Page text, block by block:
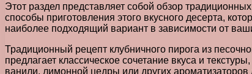
Этот раздел представляет собой обзор
способы приготовления этого вкусного десерта,
наиболее подходящий вариант в зависимости от
Традиционный рецепт клубничного пирога из
предлагает классическое сочетание вкуса и
ванили, лимонной цедры или других ароматизаторов